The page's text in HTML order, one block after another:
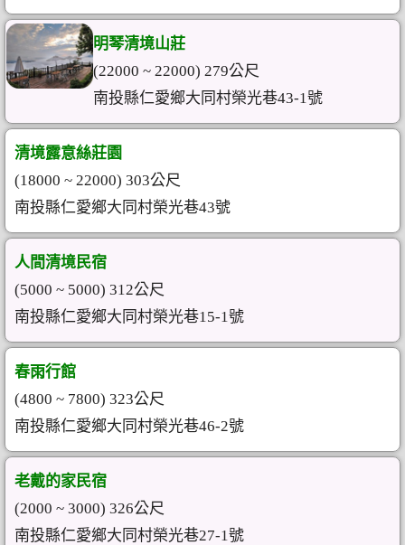
明琴清境山莊
(22000 ~ 22000) 279公尺
南投縣仁愛鄉大同村榮光巷43-1號
清境露意絲莊園
(18000 ~ 22000) 303公尺
南投縣仁愛鄉大同村榮光巷43號
人間清境民宿
(5000 ~ 5000) 312公尺
南投縣仁愛鄉大同村榮光巷15-1號
春雨行館
(4800 ~ 7800) 323公尺
南投縣仁愛鄉大同村榮光巷46-2號
老戴的家民宿
(2000 ~ 3000) 326公尺
南投縣仁愛鄉大同村榮光巷27-1號